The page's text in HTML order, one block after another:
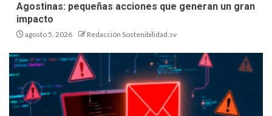
Agostinas: pequeñas acciones que generan un gran
impacto
agosto 5, 2026 Redacción Sostenibilidad.sv